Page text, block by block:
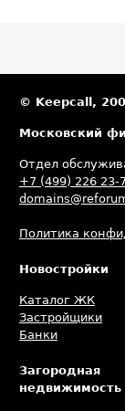
© Keepcall,
Московский
Отдел
+7 (499) 226 23-
Политика
Новостройки
Каталог ЖК
Застройщики
Банки
Загородная
недвижимость